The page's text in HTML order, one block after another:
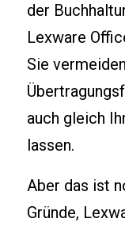
der
Lexware
Sie
auch gleich
lassen.
Aber das ist
Gründe,